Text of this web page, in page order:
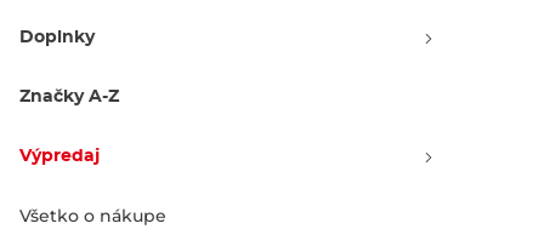
Doplnky
Značky A-Z
Výpredaj
Všetko o nákupe
black